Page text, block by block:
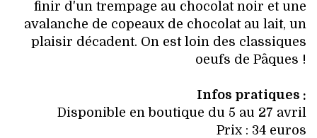
finir d'un trempage au chocolat noir et une
avalanche de copeaux de chocolat au lait, un
plaisir décadent. On est loin des classiques
oeufs de Pâques !
Infos pratiques :
Disponible en boutique du 5 au 27 avril
Prix : 34 euros